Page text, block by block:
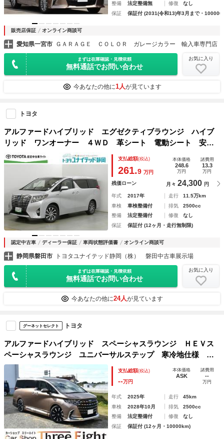
整備
法定整備無 修復
なし
保証
保証付 (2031(令和13)年3月まで・
販売店保証 オンライン商談可
愛知県一宮市 ＧＡＲＡＧＥ ＣＯＬＯＲ ガレージカラー 輸入車専門店
まずは在庫確認・見積依頼
無料通話でお問い合わせ
お気に入り
今あなたの他に1人が見ています
トヨタ
アルファードハイブリッド エグゼクティブラウンジ ハイブ
リッド ワンオーナー ４ＷＤ 革シート 電動シート 安全
装備 衝突被害軽減システム 横滑り防止機能 ＡＢＳ エア
バッグ オートクルーズコントロール 盗難防止装置 バック
カメラ 後席モニター ＣＤ
支払総額(税込)
261.9 万円
本体価格
248.6
万円
諸費用
13.3
万円
残価ローン 月々 24,300 円
年式 2017年 走行
11.5万km
車検
車検整備付 排気
2500cc
整備
法定整備付 修復
なし
保証
保証付 (12ヶ月・走行無制限)
認定中古車 ディーラー保証 車両状態評価書 オンライン商談可
静岡県磐田市 トヨタユナイテッド静岡（株） 磐田中古車展示場
まずは在庫確認・見積依頼
無料通話でお問い合わせ
お気に入り
今あなたの他に24人が見ています
グーネットセレクト トヨタ
アルファードハイブリッド スペーシャスラウンジ ＨＥＶス
ペーシャスラウンジ ユニバーサルステップ 寒冷地仕様 ４
ＷＤ 後席モニター モデリスタエアロ 冷蔵庫 ヘッドレ
ストスピーカー カーテン ＪＢＬ 改良後車両 置くだけ
充電 純正フロアーマット
支払総額(税込)
--万円
本体価格
ASK
諸費用
--
万円
年式 2025年 走行
45km
車検
2028年10月 排気
2500cc
整備
法定整備付 修復
なし
保証
保証付 (12ヶ月・10000km)